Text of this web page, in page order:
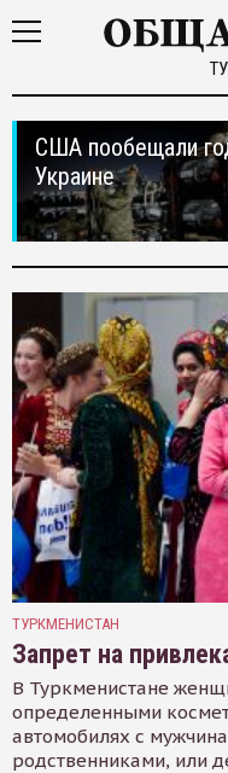
США пообещали
Украине
ТУРКМЕНИСТАН
Запрет на
В Туркменистане
определенными
автомобилях с
родственниками, или